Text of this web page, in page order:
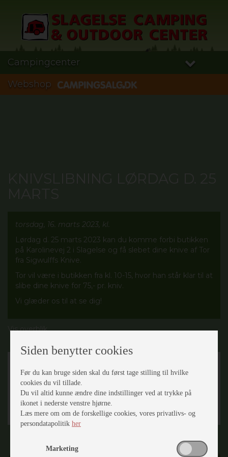
Campingcenter
Webshop
torsdag, 16. marts 2023, kl.
Lørdag d. 25 marts 2023 kan du komme forbi butikken
på Karolinevej 2 i Slagelse og få slebet dine knive af Tor
fra Sigwulffs Knive.
Tor vil være i butikken fra kl. 10-15, hvor han står klar til at
slibe dine knive for 75,- pr. kniv.
Vi glæder os til at se dig!
Vis overblik
Siden benytter cookies
Før du kan bruge siden skal du først tage stilling til hvilke
cookies du vil tillade.
Du vil altid kunne ændre dine indstillinger ved at trykke på
ikonet i nederste venstre hjørne.
Læs mere om om de forskellige cookies, vores privatlivs- og
persondatapolitik her
Marketing